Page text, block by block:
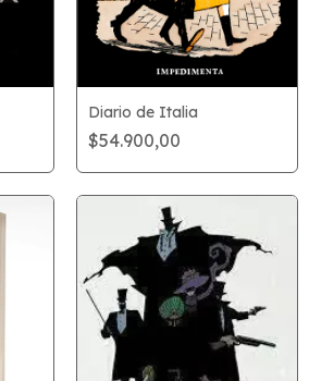
Diario de Italia
$54.900,00